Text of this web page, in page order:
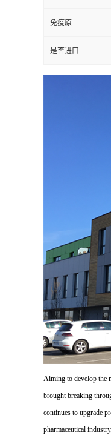
免疫原
是否进口
Aiming to develop the
brought breaking
continues to upgrade
pharmaceutical